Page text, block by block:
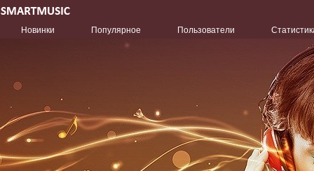
Новинки Популярное Пользователи